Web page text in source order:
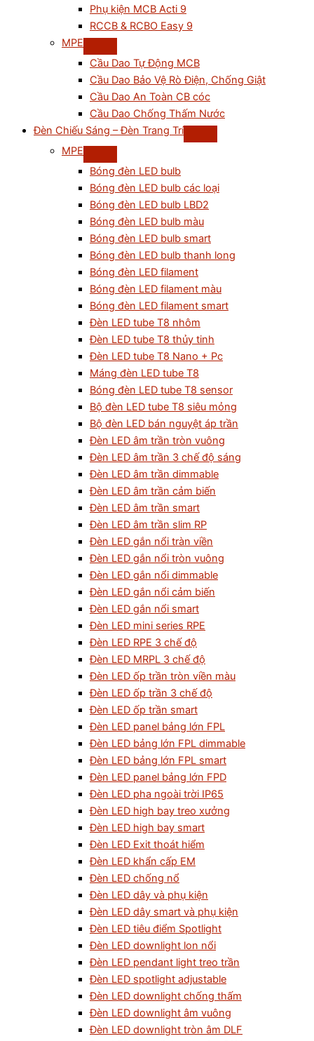
Phụ kiện MCB Acti 9
RCCB & RCBO Easy 9
MPE
Cầu Dao Tự Động MCB
Cầu Dao Bảo Vệ Rò Điện, Chống Giật
Cầu Dao An Toàn CB cóc
Cầu Dao Chống Thấm Nước
Đèn Chiếu Sáng – Đèn Trang Trí
MPE
Bóng đèn LED bulb
Bóng đèn LED bulb các loại
Bóng đèn LED bulb LBD2
Bóng đèn LED bulb màu
Bóng đèn LED bulb smart
Bóng đèn LED bulb thanh long
Bóng đèn LED filament
Bóng đèn LED filament màu
Bóng đèn LED filament smart
Đèn LED tube T8 nhôm
Đèn LED tube T8 thủy tinh
Đèn LED tube T8 Nano + Pc
Máng đèn LED tube T8
Bóng đèn LED tube T8 sensor
Bộ đèn LED tube T8 siêu mỏng
Bộ đèn LED bán nguyệt áp trần
Đèn LED âm trần tròn vuông
Đèn LED âm trần 3 chế độ sáng
Đèn LED âm trần dimmable
Đèn LED âm trần cảm biến
Đèn LED âm trần smart
Đèn LED âm trần slim RP
Đèn LED gắn nổi tràn viền
Đèn LED gắn nổi tròn vuông
Đèn LED gắn nổi dimmable
Đèn LED gắn nổi cảm biến
Đèn LED gắn nổi smart
Đèn LED mini series RPE
Đèn LED RPE 3 chế độ
Đèn LED MRPL 3 chế độ
Đèn LED ốp trần tròn viền màu
Đèn LED ốp trần 3 chế độ
Đèn LED ốp trần smart
Đèn LED panel bảng lớn FPL
Đèn LED bảng lớn FPL dimmable
Đèn LED bảng lớn FPL smart
Đèn LED panel bảng lớn FPD
Đèn LED pha ngoài trời IP65
Đèn LED high bay treo xưởng
Đèn LED high bay smart
Đèn LED Exit thoát hiểm
Đèn LED khẩn cấp EM
Đèn LED chống nổ
Đèn LED dây và phụ kiện
Đèn LED dây smart và phụ kiện
Đèn LED tiêu điểm Spotlight
Đèn LED downlight lon nổi
Đèn LED pendant light treo trần
Đèn LED spotlight adjustable
Đèn LED downlight chống thấm
Đèn LED downlight âm vuông
Đèn LED downlight tròn âm DLF